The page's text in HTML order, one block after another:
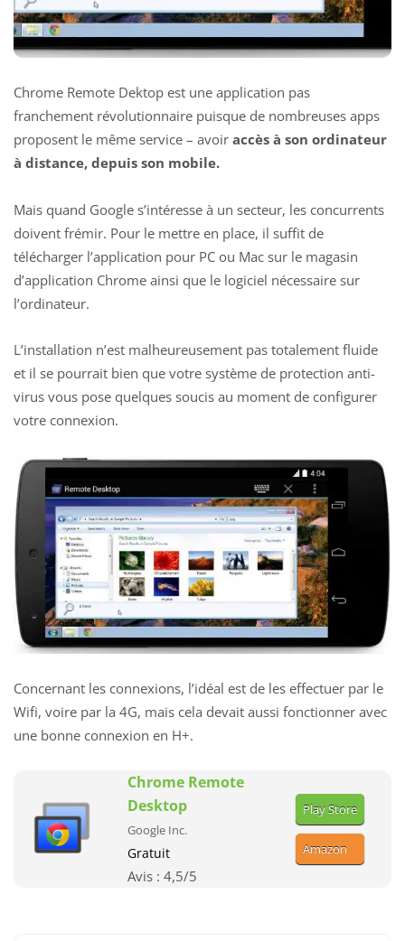
Chrome Remote Dektop est une application pas
franchement révolutionnaire puisque de nombreuses apps
proposent le même service – avoir accès à son ordinateur
à distance, depuis son mobile.
Mais quand Google s’intéresse à un secteur, les concurrents
doivent frémir. Pour le mettre en place, il suffit de
télécharger l’application pour PC ou Mac sur le magasin
d’application Chrome ainsi que le logiciel nécessaire sur
l’ordinateur.
L’installation n’est malheureusement pas totalement fluide
et il se pourrait bien que votre système de protection anti-
virus vous pose quelques soucis au moment de configurer
votre connexion.
Concernant les connexions, l’idéal est de les effectuer par le
Wifi, voire par la 4G, mais cela devait aussi fonctionner avec
une bonne connexion en H+.
Chrome Remote
Desktop
Google Inc.
Gratuit
Avis : 4,5/5
Play Store
Amazon